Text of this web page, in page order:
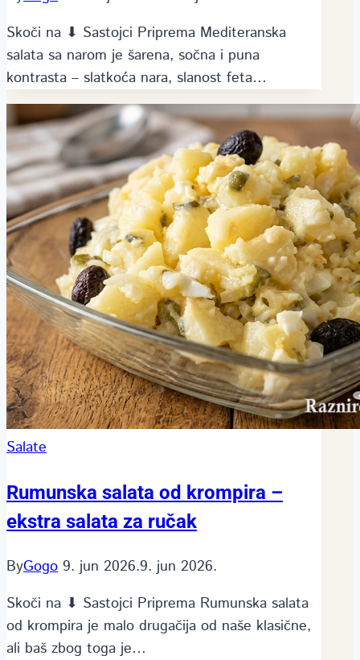
Skoči na ⬇ Sastojci Priprema Mediteranska
salata sa narom je šarena, sočna i puna
kontrasta – slatkoća nara, slanost feta…
Salate
Rumunska salata od krompira –
ekstra salata za ručak
ByGogo 9. jun 2026.9. jun 2026.
Skoči na ⬇ Sastojci Priprema Rumunska salata
od krompira je malo drugačija od naše klasične,
ali baš zbog toga je…